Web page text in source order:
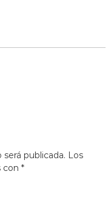
publicada. Los
con *